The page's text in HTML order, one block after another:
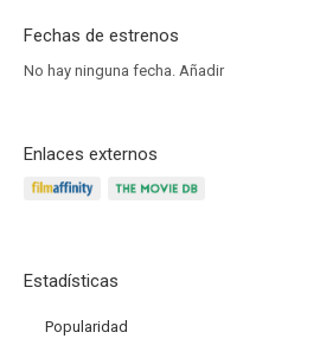
Fechas de estrenos
No hay ninguna fecha. Añadir
Enlaces externos
Estadísticas
Popularidad